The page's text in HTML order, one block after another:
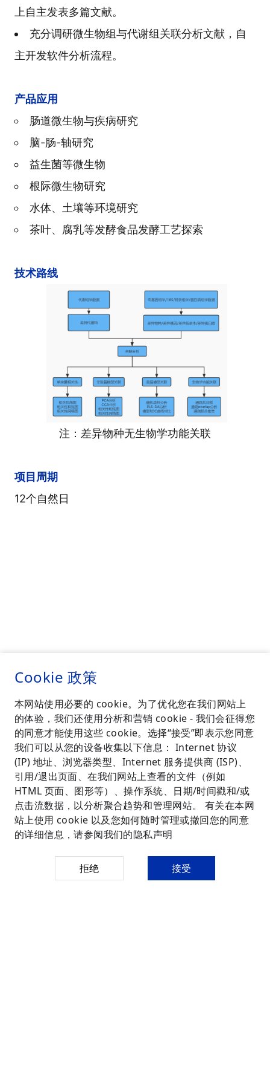
上自主发表多篇文献。
充分调研微生物组与代谢组关联分析文献，自
主开发软件分析流程。
产品应用
肠道微生物与疾病研究
脑-肠-轴研究
益生菌等微生物
根际微生物研究
水体、土壤等环境研究
茶叶、腐乳等发酵食品发酵工艺探索
技术路线
注：差异物种无生物学功能关联
项目周期
12个自然日